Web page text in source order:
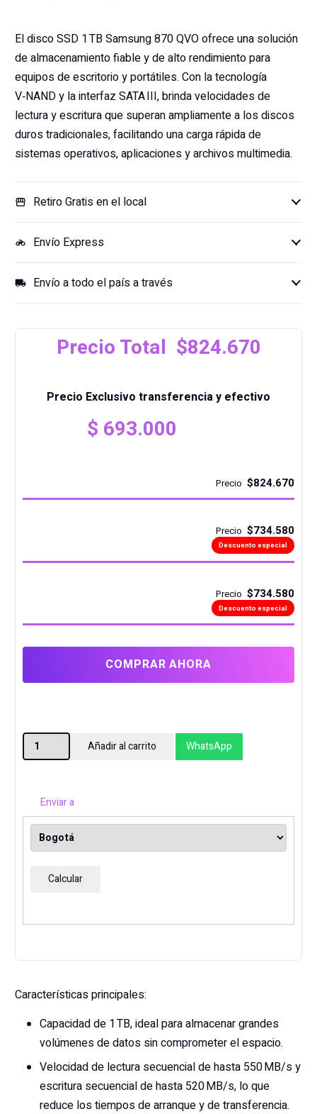
El disco SSD 1 TB Samsung 870 QVO ofrece una solución
de almacenamiento fiable y de alto rendimiento para
equipos de escritorio y portátiles. Con la tecnología
V‑NAND y la interfaz SATA III, brinda velocidades de
lectura y escritura que superan ampliamente a los discos
duros tradicionales, facilitando una carga rápida de
sistemas operativos, aplicaciones y archivos multimedia.
storefront Retiro Gratis en el local
motorcycle Envío Express
local_shipping Envío a todo el país a través
Precio Total $824.670
Precio Exclusivo transferencia y efectivo
$ 693.000
Precio $824.670
Precio $734.580
Descuento especial
Precio $734.580
Descuento especial
COMPRAR AHORA
DISCO
SSD
SAMSUNG
QVO
cantidad
Añadir al carrito WhatsApp
Enviar a
Calcular
Características principales:
Capacidad de 1 TB, ideal para almacenar grandes
volúmenes de datos sin comprometer el espacio.
Velocidad de lectura secuencial de hasta 550 MB/s y
escritura secuencial de hasta 520 MB/s, lo que
reduce los tiempos de arranque y de transferencia.